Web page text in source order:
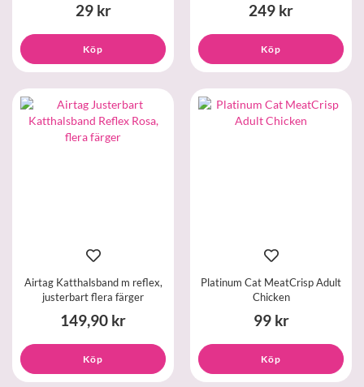
29 kr
Köp
249 kr
Köp
Airtag Katthalsband m reflex,
justerbart flera färger
149,90 kr
Köp
Platinum Cat MeatCrisp Adult
Chicken
99 kr
Köp